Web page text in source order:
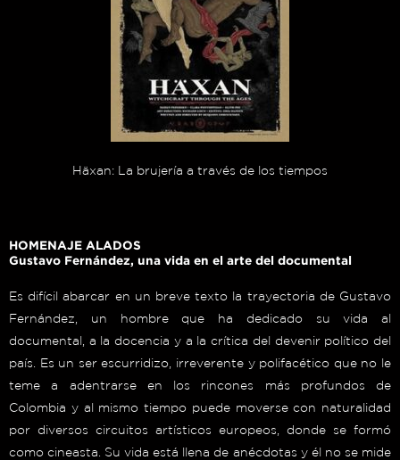
Häxan: La brujería a través de los tiempos
HOMENAJE ALADOS
Gustavo Fernández, una vida en el arte del documental
Es difícil abarcar en un breve texto la trayectoria de Gustavo
Fernández, un hombre que ha dedicado su vida al
documental, a la docencia y a la crítica del devenir político del
país. Es un ser escurridizo, irreverente y polifacético que no le
teme a adentrarse en los rincones más profundos de
Colombia y al mismo tiempo puede moverse con naturalidad
por diversos circuitos artísticos europeos, donde se formó
como cineasta. Su vida está llena de anécdotas y él no se mide